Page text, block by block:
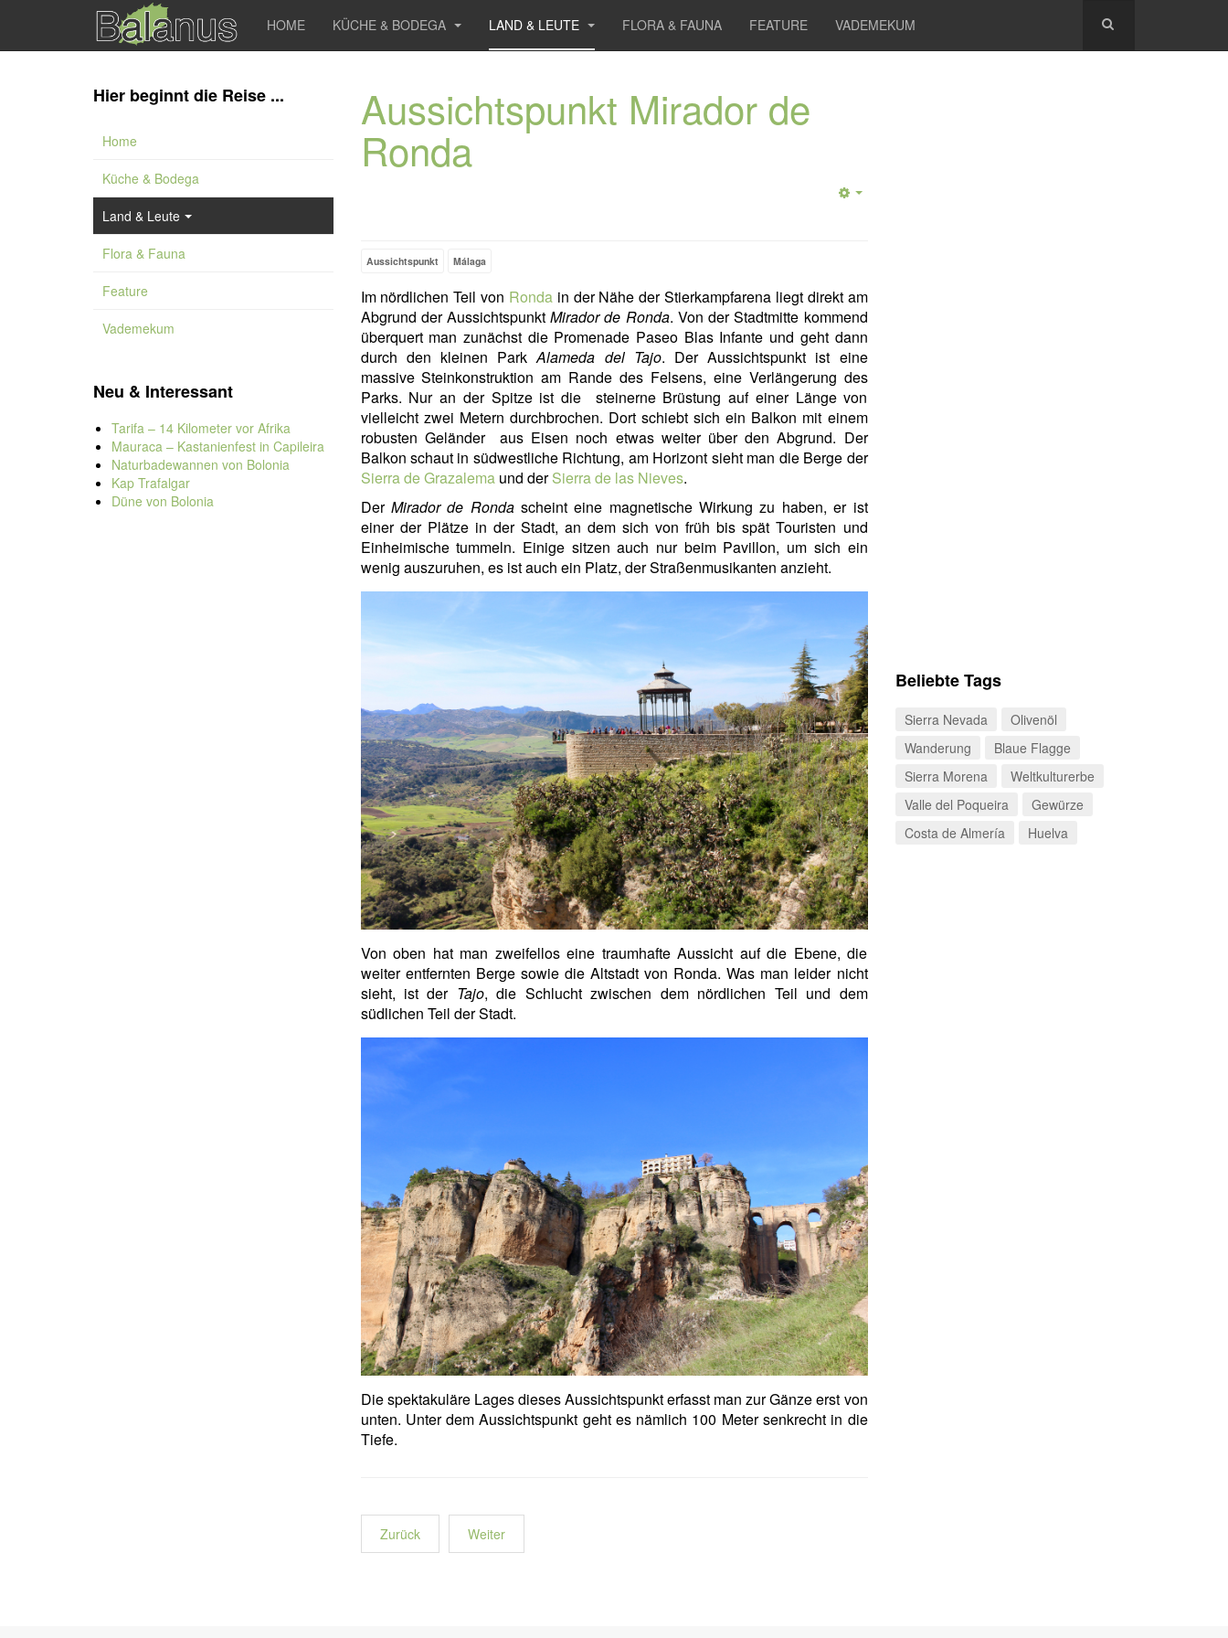
HOME KÜCHE & BODEGA LAND & LEUTE FLORA & FAUNA FEATURE VADEMEKUM
Aussichtspunkt Mirador de
Ronda
Aussichtspunkt Málaga
Im nördlichen Teil von Rondain der Nähe der Stierkampfarena liegt direkt am
Abgrund der AussichtspunktMirador de Ronda. Von der Stadtmitte kommend
überquert man zunächst die Promenade Paseo Blas Infante und geht dann
durch den kleinen ParkAlameda del Tajo. Der Aussichtspunkt ist eine
massive Steinkonstruktion am Rande des Felsens, eine Verlängerung des
Parks. Nur an der Spitze ist die steinerne Brüstung auf einer Länge von
vielleicht zwei Metern durchbrochen. Dort schiebt sich ein Balkon mit einem
robusten Geländer aus Eisen noch etwas weiter über den Abgrund. Der
Balkon schaut in südwestliche Richtung, am Horizont sieht man die Berge der
Sierra de Grazalemaund derSierra de las Nieves.
Der Mirador de Rondascheint eine magnetische Wirkung zu haben, er ist
einer der Plätze in der Stadt, an dem sich von früh bis spät Touristen und
Einheimische tummeln. Einige sitzen auch nur beim Pavillon, um sich ein
wenig auszuruhen, es ist auch ein Platz, der Straßenmusikanten anzieht.
Von oben hat man zweifellos eine traumhafte Aussicht auf die Ebene, die
weiter entfernten Berge sowie die Altstadt von Ronda. Was man leider nicht
sieht, ist der Tajo, die Schlucht zwischen dem nördlichen Teil und dem
südlichen Teil der Stadt.
Die spektakuläre Lages dieses Aussichtspunkt erfasst man zur Gänze erst von
unten. Unter dem Aussichtspunkt geht es nämlich 100 Meter senkrecht in die
Tiefe.
Zurück Weiter
Hier beginnt die Reise ...
Home
Küche & Bodega
Land & Leute
Flora & Fauna
Feature
Vademekum
Neu & Interessant
Tarifa – 14 Kilometer vor Afrika
Mauraca – Kastanienfest in Capileira
Naturbadewannen von Bolonia
Kap Trafalgar
Düne von Bolonia
Beliebte Tags
Sierra Nevada
Olivenöl
Wanderung
Blaue Flagge
Sierra Morena
Weltkulturerbe
Valle del Poqueira
Gewürze
Costa de Almería
Huelva